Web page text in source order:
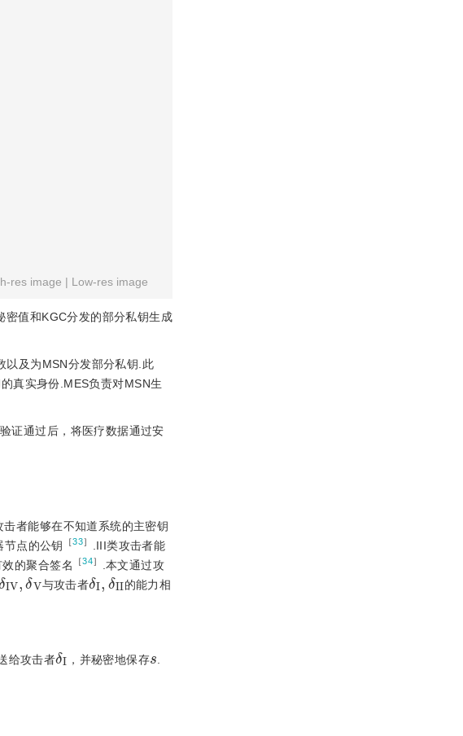
res image | Low-res image
密值和KGC分发的部分私钥生成
以及为MSN分发部分私钥.此
真实身份.MES负责对MSN生
证通过后，将医疗数据通过安
者能够在不知道系统的主密钥
节点的公钥 ［33］
.III类攻击者能
的聚合签名
［34］
.本文通过攻
IV,δV
与攻击者
δ , δΙΙ
的能力相
给攻击者
δ
，并秘密地保存